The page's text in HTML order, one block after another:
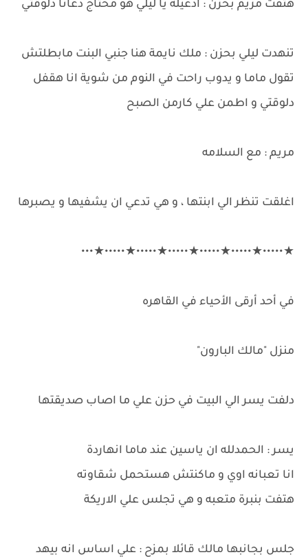
هتفت مريم بحزن : ادعيله يا ليلي هو محتاج دعانا دلوقتي
تنهدت ليلي بحزن : ملك نايمة هنا جنبي البنت مابطلتش
تقول ماما و يدوب راحت في النوم من شوية انا هقفل
دلوقتي و اطمن علي كارمن الصبح
مريم : مع السلامه
اغلقت تنظر الي ابنتها ، و هي تدعي ان يشفيها و يصبرها
★•••••★•••••★•••••★•••••★•••••★•••••★•••
في أحد أرقى الأحياء في القاهره
منزل "مالك البارون"
دلفت يسر الي البيت في حزن علي ما اصاب صديقتها
يسر : الحمدلله ان ياسين عند ماما انهاردة
انا تعبانه اوي و ماكنتش هستحمل شقاوته
هتفت بنبرة متعبه و هي تجلس علي الاريكة
جلس بجانبها مالك قائلا بمزح : علي اساس انه بيهد